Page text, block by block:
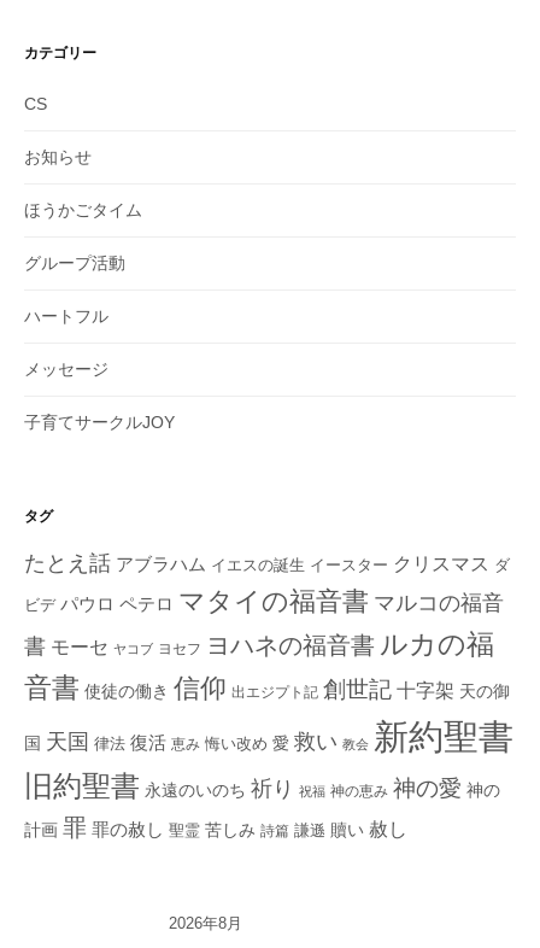
イ
カテゴリー
CS
お知らせ
ほうかごタイム
グループ活動
ハートフル
メッセージ
子育てサークルJOY
タグ
たとえ話 アブラハム イエスの誕生 イースター クリスマス ダ
ビデ パウロ ペテロ マタイの福音書 マルコの福音
書 モーセ ヤコブ ヨセフ ヨハネの福音書 ルカの福
音書 使徒の働き 信仰 出エジプト記 創世記 十字架 天の御
国 天国 律法 復活 恵み 悔い改め 愛 救い 教会 新約聖書
旧約聖書 永遠のいのち 祈り 祝福 神の恵み 神の愛 神の
計画 罪 罪の赦し 聖霊 苦しみ 詩篇 謙遜 贖い 赦し
2026年8月